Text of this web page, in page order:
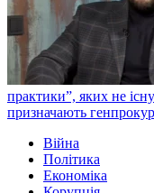
практики”, яких не
призначають
Війна
Політика
Економіка